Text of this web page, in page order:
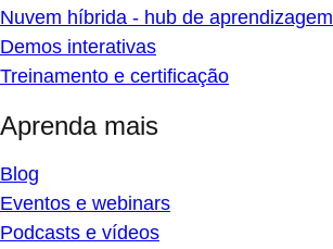
Nuvem híbrida - hub de aprendizagem
Demos interativas
Treinamento e certificação
Aprenda mais
Blog
Eventos e webinars
Podcasts e vídeos